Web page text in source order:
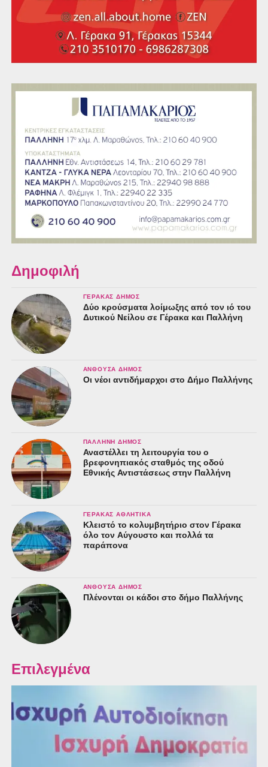
Δημοφιλή
ΓΈΡΑΚΑΣ ΔΉΜΟΣ
Δύο κρούσματα λοίμωξης από τον ιό του
Δυτικού Νείλου σε Γέρακα και Παλλήνη
ΑΝΘΟΎΣΑ ΔΉΜΟΣ
Οι νέοι αντιδήμαρχοι στο Δήμο Παλλήνης
ΠΑΛΛΉΝΗ ΔΉΜΟΣ
Αναστέλλει τη λειτουργία του ο
βρεφονηπιακός σταθμός της οδού
Εθνικής Αντιστάσεως στην Παλλήνη
ΓΈΡΑΚΑΣ ΑΘΛΗΤΙΚΆ
Κλειστό το κολυμβητήριο στον Γέρακα
όλο τον Αύγουστο και πολλά τα
παράπονα
ΑΝΘΟΎΣΑ ΔΉΜΟΣ
Πλένονται οι κάδοι στο δήμο Παλλήνης
Επιλεγμένα